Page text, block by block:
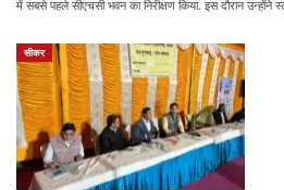
में सबसे पहले सीएचसी भवन का निरीक्षण किया. इस दौरान उन्होंने
सीकर